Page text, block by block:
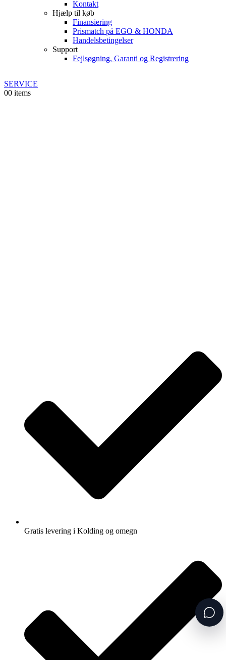
Kontakt
Hjælp til køb
Finansiering
Prismatch på EGO & HONDA
Handelsbetingelser
Support
Fejlsøgning, Garanti og Registrering
SERVICE
00 items
Gratis levering i Kolding og omegn